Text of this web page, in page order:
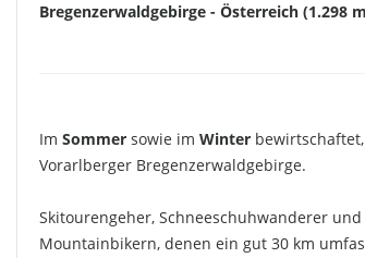
Bregenzerwaldgebirge - Österreich (1.298
Im Sommer sowie im Winter
Vorarlberger Bregenzerwaldgebirge.
Skitourengeher, Schneeschuhwanderer
Mountainbikern, denen ein gut 30 km